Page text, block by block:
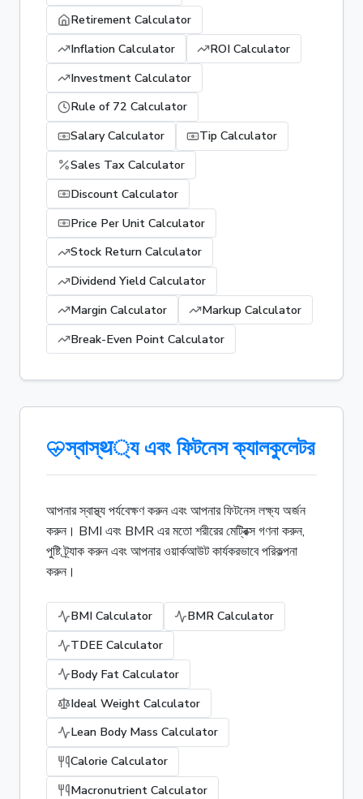
Retirement Calculator
Inflation Calculator
ROI Calculator
Investment Calculator
Rule of 72 Calculator
Salary Calculator
Tip Calculator
Sales Tax Calculator
Discount Calculator
Price Per Unit Calculator
Stock Return Calculator
Dividend Yield Calculator
Margin Calculator
Markup Calculator
Break-Even Point Calculator
স্বাস্थ্য এবং ফিটনেস ক্যালকুলেটর
আপনার স্বাস্থ্য পর্যবেক্ষণ করুন এবং আপনার ফিটনেস লক্ষ্য অর্জন
করুন। BMI এবং BMR এর মতো শরীরের মেট্রিক্স গণনা করুন,
পুষ্টি ট্র্যাক করুন এবং আপনার ওয়ার্কআউট কার্যকরভাবে পরিকল্পনা
করুন।
BMI Calculator
BMR Calculator
TDEE Calculator
Body Fat Calculator
Ideal Weight Calculator
Lean Body Mass Calculator
Calorie Calculator
Macronutrient Calculator